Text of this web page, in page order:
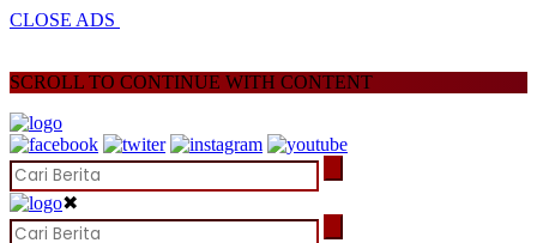
CLOSE ADS
SCROLL TO CONTINUE WITH CONTENT
✖